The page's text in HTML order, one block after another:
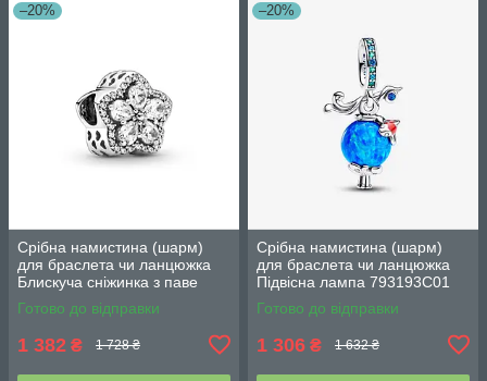
–20%
Срібна намистина (шарм)
для браслета чи ланцюжка
Блискуча сніжинка з паве
799224C01
Готово до відправки
1 382 ₴ 1 728 ₴
–20%
Срібна намистина (шарм)
для браслета чи ланцюжка
Підвісна лампа 793193C01
Готово до відправки
1 306 ₴ 1 632 ₴